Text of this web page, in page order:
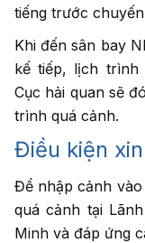
tiếng trước
Khi đến sân bay
kế tiếp, lịch trình
Cục hải quan sẽ
trình quá cảnh.
Điều kiện
Để nhập cảnh
quá cảnh tại
Minh và đáp ứng